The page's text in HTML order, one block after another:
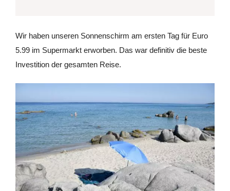
Wir haben unseren Sonnenschirm am ersten Tag für Euro
5.99 im Supermarkt erworben. Das war definitiv die beste
Investition der gesamten Reise.